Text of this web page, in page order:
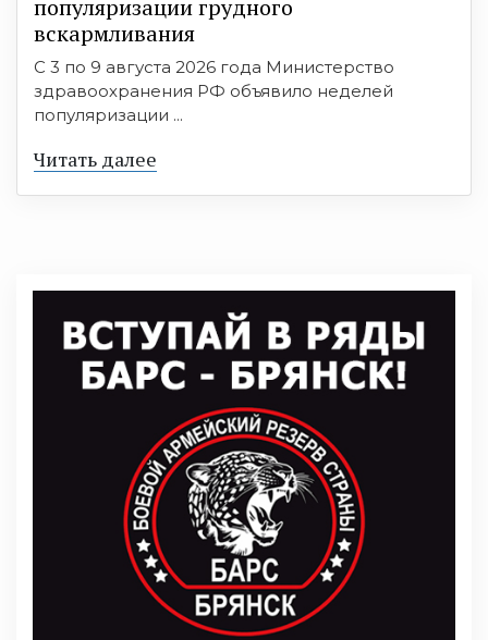
популяризации грудного
вскармливания
С 3 по 9 августа 2026 года Министерство
здравоохранения РФ объявило неделей
популяризации ...
Читать далее